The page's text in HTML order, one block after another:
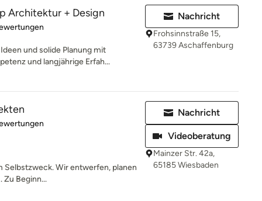
Architektur + Design
4.9 von 5 Sternen
und solide Planung mit
und langjährige Erfah...
Nachricht
Frohsinnstraße 15,
63739 Aschaffenburg
4.9 von 5 Sternen
Wir entwerfen, planen
Zu Beginn...
Nachricht
Videoberatung
Mainzer Str. 42a,
65185 Wiesbaden